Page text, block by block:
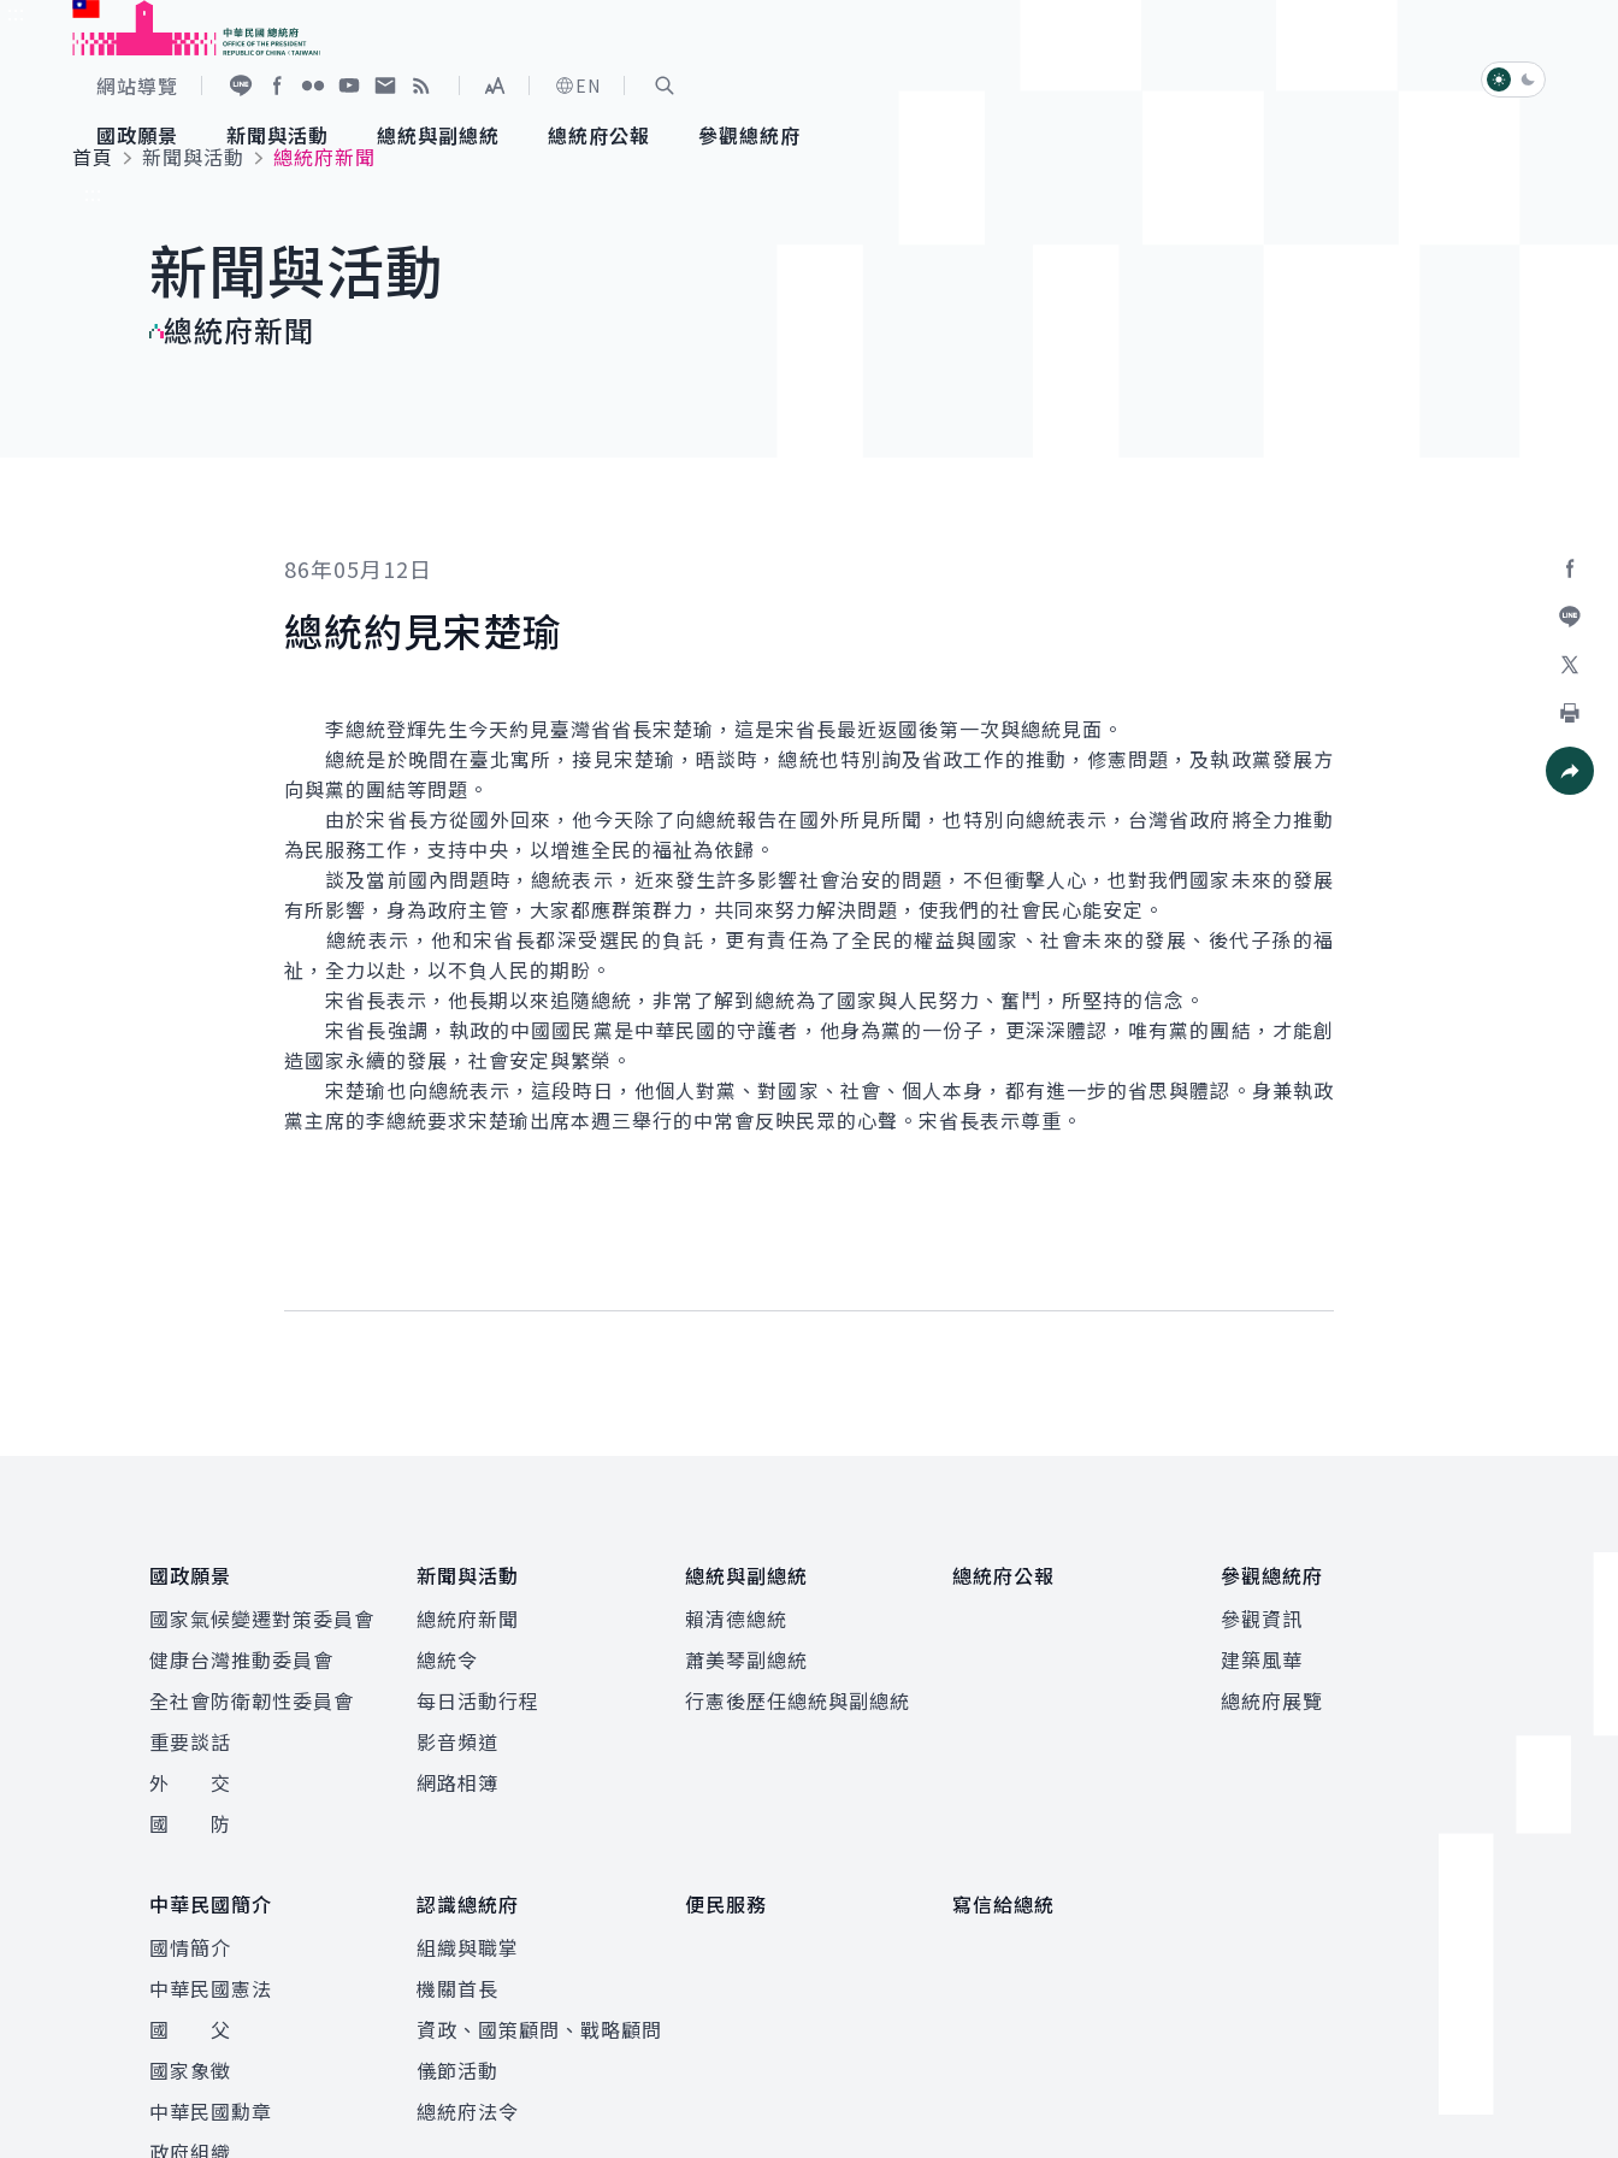
跳到主要內容
網站導覽
展開字級選單
EN
國政願景
國家氣候變遷對策委員會
重要談話
新聞與活動
總統府新聞
影音頻道
總統與副總統
賴清德總統
總統府公報 參觀總統府
參觀資訊
淺色模式
深色模式
首頁
新聞與活動
總統府新聞
新聞與活動
總統府新聞
加入好
列印
86年05月12日
總統約見宋楚瑜
李總統登輝先生今天約見臺灣省省長宋楚瑜，這是宋省長最近返國後第一次與總統見面。
總統是於晚間在臺北寓所，接見宋楚瑜，晤談時，總統也特別詢及省政工作的推動，修憲問題，及執政黨發展方
向與黨的團結等問題。
由於宋省長方從國外回來，他今天除了向總統報告在國外所見所聞，也特別向總統表示，台灣省政府將全力推動
為民服務工作，支持中央，以增進全民的福祉為依歸。
談及當前國內問題時，總統表示，近來發生許多影響社會治安的問題，不但衝擊人心，也對我們國家未來的發展
有所影響，身為政府主管，大家都應群策群力，共同來努力解決問題，使我們的社會民心能安定。
總統表示，他和宋省長都深受選民的負託，更有責任為了全民的權益與國家、社會未來的發展、後代子孫的福
祉，全力以赴，以不負人民的期盼。
宋省長表示，他長期以來追隨總統，非常了解到總統為了國家與人民努力、奮鬥，所堅持的信念。
宋省長強調，執政的中國國民黨是中華民國的守護者，他身為黨的一份子，更深深體認，唯有黨的團結，才能創
造國家永續的發展，社會安定與繁榮。
宋楚瑜也向總統表示，這段時日，他個人對黨、對國家、社會、個人本身，都有進一步的省思與體認。身兼執政
黨主席的李總統要求宋楚瑜出席本週三舉行的中常會反映民眾的心聲。宋省長表示尊重。
國政願景
國家氣候變遷對策委員會
健康台灣推動委員會
全社會防衛韌性委員會
重要談話
外 交
國 防
新聞與活動
總統府新聞
總統令
每日活動行程
影音頻道
網路相簿
總統與副總統
賴清德總統
蕭美琴副總統
行憲後歷任總統與副總統
總統府公報
參觀總統府
參觀資訊
建築風華
總統府展覽
中華民國簡介
國情簡介
中華民國憲法
國 父
國家象徵
中華民國勳章
政府組織
認識總統府
組織與職掌
機關首長
資政、國策顧問、戰略顧問
儀節活動
總統府法令
便民服務 寫信給總統